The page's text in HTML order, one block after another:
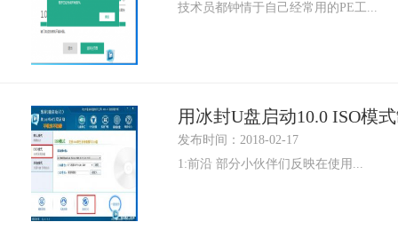
技术员都钟情于自己经常用的PE工...
用冰封U盘启动10.0 ISO模
发布时间：2018-02-17
1:前沿 部分小伙伴们反映在使用...